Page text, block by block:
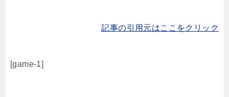
記事の引用元はここをクリック
[game-1]